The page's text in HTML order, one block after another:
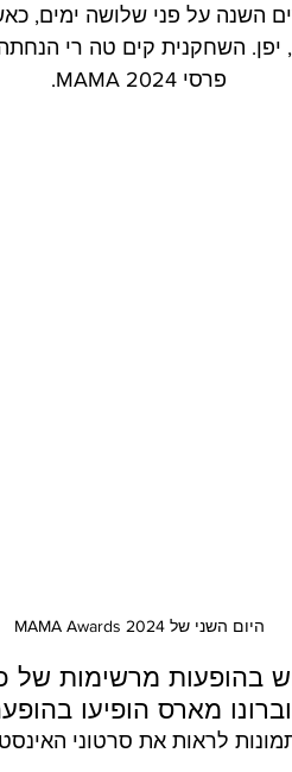
השנה על פני שלושה ימים,
השחקנית קים טה רי
פרסי MAMA 2024.
היום השני של 2024 MAMA Awards
בהופעות מרשימות של
מארס הופיעו
לראות את סרטוני